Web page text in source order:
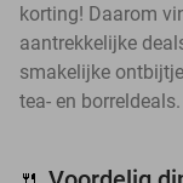
korting! Daarom
aantrekkelijke
smakelijke
tea- en borreldeals.